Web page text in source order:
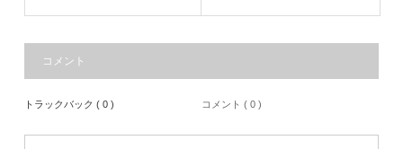
コメント
トラックバック ( 0 ) コメント ( 0 )